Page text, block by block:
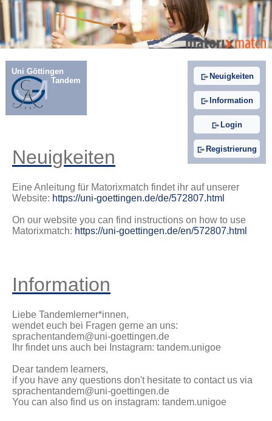
Neuigkeiten
Information
Login
Registrierung
Uni Göttingen
Tandem
Neuigkeiten
Eine Anleitung für Matorixmatch findet ihr auf unserer
Website: https://uni-goettingen.de/de/572807.html
On our website you can find instructions on how to use
Matorixmatch: https://uni-goettingen.de/en/572807.html
Information
Liebe Tandemlerner*innen,
wendet euch bei Fragen gerne an uns:
sprachentandem@uni-goettingen.de
Ihr findet uns auch bei Instagram: tandem.unigoe
Dear tandem learners,
if you have any questions don't hesitate to contact us via
sprachentandem@uni-goettingen.de
You can also find us on instagram: tandem.unigoe